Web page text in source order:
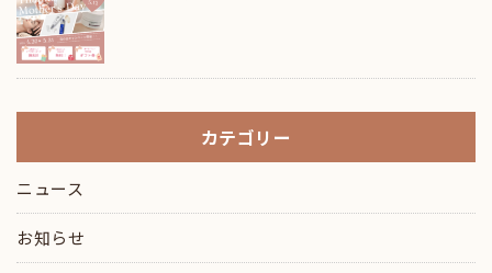
カテゴリー
ニュース
お知らせ